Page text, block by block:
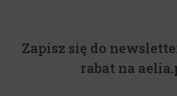
Zapisz się do
rabat na